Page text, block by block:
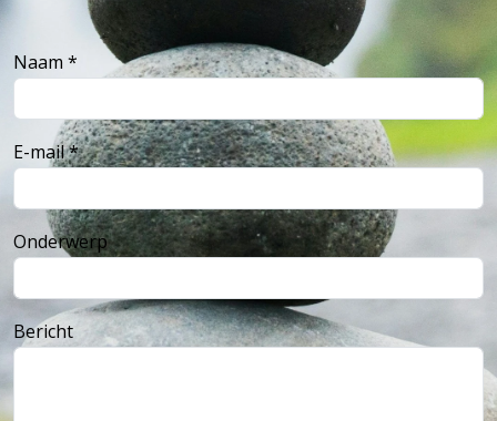
Naam *
E-mail *
Onderwerp
Bericht